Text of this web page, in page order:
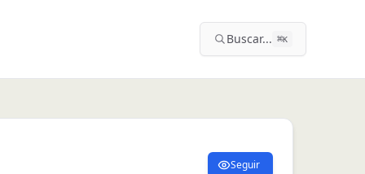
Buscar... ⌘K
Seguir